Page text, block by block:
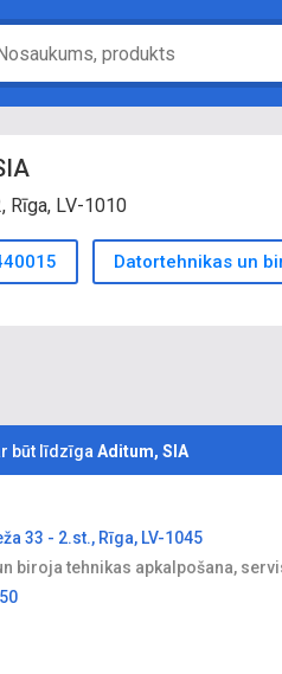
Rīga, LV-1010
Datortehnikas un
būt līdzīga Aditum, SIA
33 - 2.st., Rīga, LV-1045
biroja tehnikas apkalpošana,